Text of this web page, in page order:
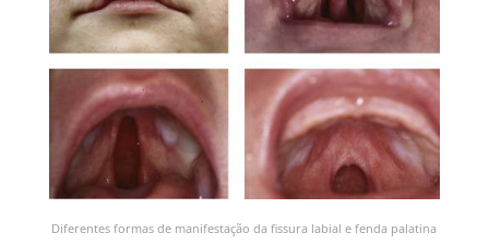
Diferentes formas de manifestação da fissura labial e fenda palatina